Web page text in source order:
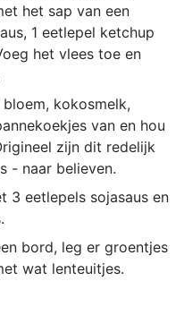
het sap van een
1 eetlepel ketchup
het vlees toe en
kokosmelk,
van en hou
zijn dit redelijk
- naar believen.
3 eetlepels sojasaus en
bord, leg er groentjes
wat lenteuitjes.